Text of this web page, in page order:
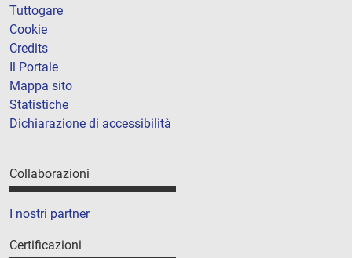
Tuttogare
Cookie
Credits
Il Portale
Mappa sito
Statistiche
Dichiarazione di accessibilità
Collaborazioni
I nostri partner
Certificazioni